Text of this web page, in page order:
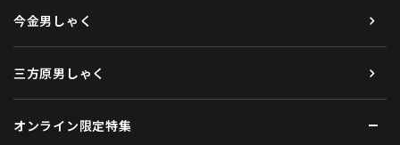
今金男しゃく
三方原男しゃく
オンライン限定特集